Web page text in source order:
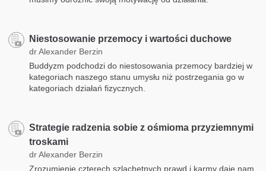
Niestosowanie przemocy i wartości duchowe
dr Alexander Berzin
Buddyzm podchodzi do niestosowania przemocy bardziej w
kategoriach naszego stanu umysłu niż postrzegania go w
kategoriach działań fizycznych.
Strategie radzenia sobie z ośmioma przyziemnymi
troskami
dr Alexander Berzin
Zrozumienie czterech szlachetnych prawd i karmy daje nam